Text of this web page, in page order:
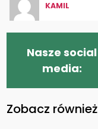
KAMIL
Nasze social
media:
Zobacz również